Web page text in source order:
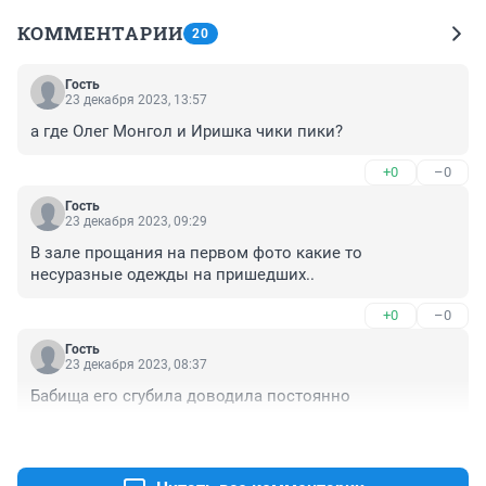
КОММЕНТАРИИ 20
Гость
23 декабря 2023, 13:57
а где Олег Монгол и Иришка чики пики?
+0 –0
Гость
23 декабря 2023, 09:29
В зале прощания на первом фото какие то
несуразные одежды на пришедших..
+0 –0
Гость
23 декабря 2023, 08:37
Бабища его сгубила доводила постоянно